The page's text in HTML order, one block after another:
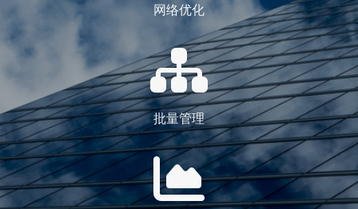
网络优化
批量管理